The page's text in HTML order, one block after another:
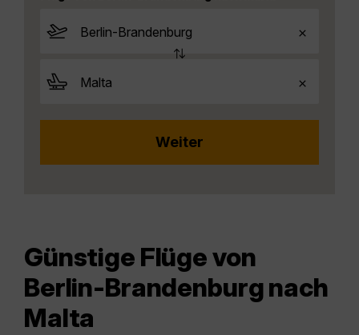
Günstige Flüge von
Berlin-Brandenburg nach
Malta